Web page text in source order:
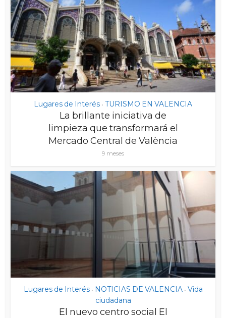
Lugares de Interés • TURISMO EN VALENCIA
La brillante iniciativa de
limpieza que transformará el
Mercado Central de València
9 meses
Lugares de Interés • NOTICIAS DE VALENCIA • Vida
ciudadana
El nuevo centro social El